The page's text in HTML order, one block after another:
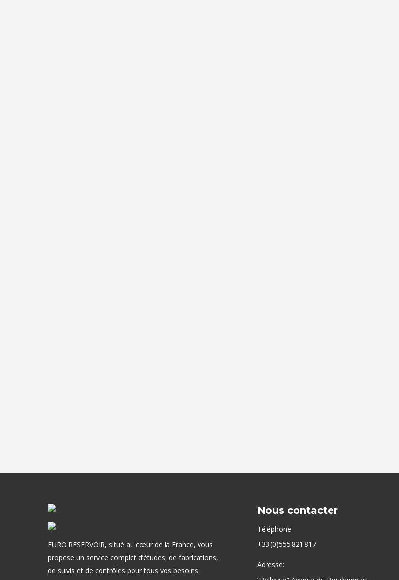
EURO RESERVOIR, situé au cœur de la France, vous
propose un service complet d’études, de fabrications,
de suivis et de contrôles pour tous vos besoins
Nous contacter
Téléphone
+33 (0)555 821 817
Adresse: